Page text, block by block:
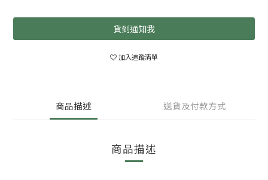
貨到通知我
加入追蹤清單
商品描述 送貨及付款方式
商品描述